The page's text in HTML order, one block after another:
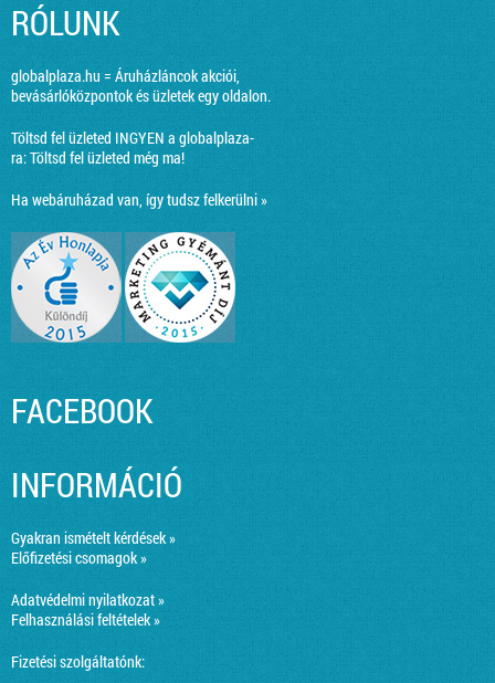
RÓLUNK
globalplaza.hu = Áruházláncok akciói,
bevásárlóközpontok és üzletek egy oldalon.
Töltsd fel üzleted INGYEN a globalplaza-
ra:Töltsd fel üzleted még ma!
Ha webáruházad van, így tudsz felkerülni »
FACEBOOK
INFORMÁCIÓ
Gyakran ismételt kérdések »
Előfizetési csomagok »
Adatvédelmi nyilatkozat »
Felhasználási feltételek »
Fizetési szolgáltatónk: